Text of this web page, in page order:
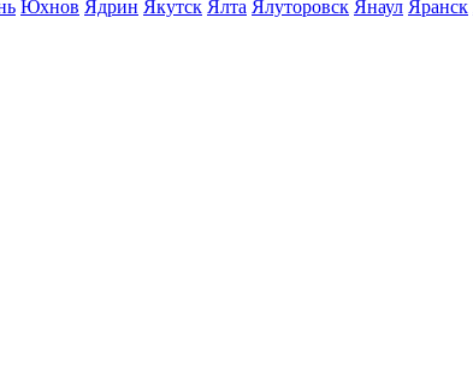
Юхнов Ядрин Якутск Ялта Ялуторовск Янаул Яранск